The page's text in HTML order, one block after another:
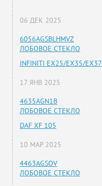
06 ДЕК 2025
6056AGSBLHMVZ
ЛОБОВОЕ СТЕКЛО
INFINITI EX25/EX35/EX37
17 ЯНВ 2025
4635AGN1B
ЛОБОВОЕ СТЕКЛО
DAF XF 105
10 МАР 2025
4463AGSOV
ЛОБОВОЕ СТЕКЛО